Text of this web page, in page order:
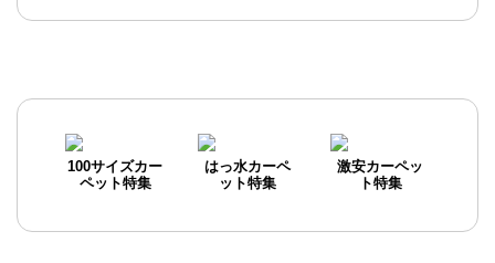
100サイズカー
ペット特集
はっ水カーペ
ット特集
激安カーペッ
ト特集